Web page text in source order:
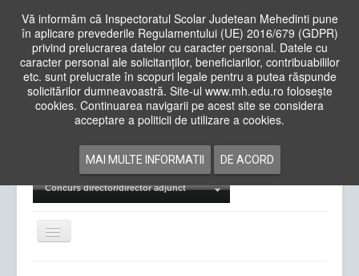
Vă informăm că Inspectoratul Scolar Judetean Mehedinti pune
în aplicare prevederile Regulamentului (UE) 2016/679 (GDPR)
privind prelucrarea datelor cu caracter personal. Datele cu
caracter personal ale solicitanților, beneficiarilor, contribuabililor
etc. sunt prelucrate în scopuri legale pentru a putea răspunde
solicitărilor dumneavoastră. Site-ul www.mh.edu.ro folosește
cookies. Continuarea navigarii pe acest site se considera
acceptare a politicii de utilizare a cookies.
MAI MULTE INFORMATII DE ACORD
Cauta
in
siteAcasa Cadre Didactice
Examene Naționale
Concurs director/director adjunct
Comută
navigarea